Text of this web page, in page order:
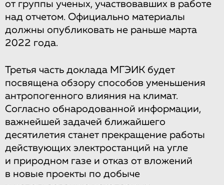
от группы ученых, участвовавших в работе
над отчетом. Официально материалы
должны опубликовать не раньше марта
2022 года.
Третья часть доклада МГЭИК будет
посвящена обзору способов уменьшения
антропогенного влияния на климат.
Согласно обнародованной информации,
важнейшей задачей ближайшего
десятилетия станет прекращение работы
действующих электростанций на угле
и природном газе и отказ от вложений
в новые проекты по добыче